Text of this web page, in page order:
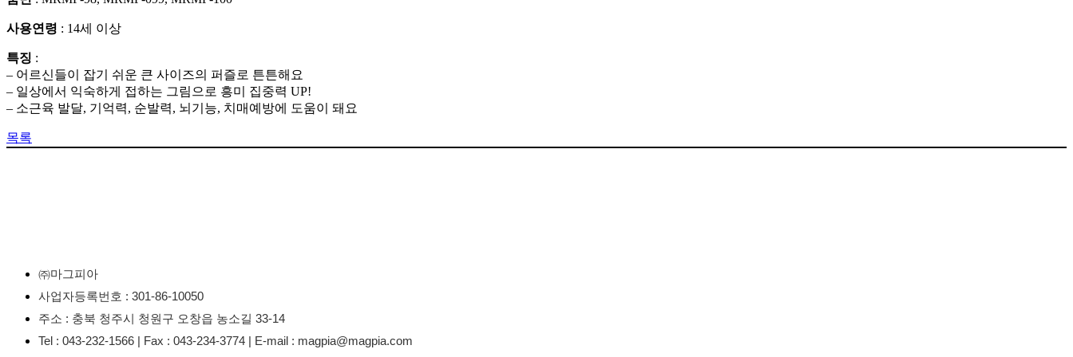
사용연령 : 14세 이상
특징 :
– 어르신들이 잡기 쉬운 큰 사이즈의 퍼즐로 튼튼해요
– 일상에서 익숙하게 접하는 그림으로 흥미 집중력 UP!
– 소근육 발달, 기억력, 순발력, 뇌기능, 치매예방에 도움이 돼요
목록
㈜마그피아
사업자등록번호 : 301-86-10050
주소 : 충북 청주시 청원구 오창읍 농소길 33-14
Tel : 043-232-1566 | Fax : 043-234-3774 | E-mail : magpia@magpia.com